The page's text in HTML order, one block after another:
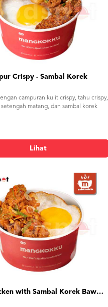
Crispy - Sambal Korek
campuran kulit crispy, tahu crispy,
matang, dan sambal korek
Lihat
Fried Chicken with Sambal Korek Bawang